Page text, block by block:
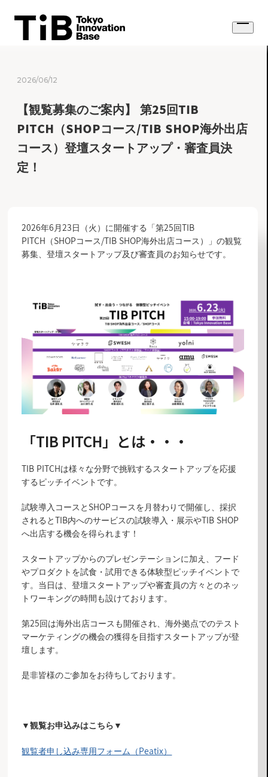
content
Open
2026/06/12
【観覧募集のご案内】 第25回TIB
PITCH（SHOPコース/TIB SHOP海外出店
コース）登壇スタートアップ・審査員決
定！
2026年6月23日（火）に開催する「第25回TIB
PITCH（SHOPコース/TIB SHOP海外出店コース）」の観覧
募集、登壇スタートアップ及び審査員のお知らせです。
「TIB PITCH」とは・・・
TIB PITCHは様々な分野で挑戦するスタートアップを応援
するピッチイベントです。
試験導入コースとSHOPコースを月替わりで開催し、採択
されるとTIB内へのサービスの試験導入・展示やTIB SHOP
へ出店する機会を得られます！
スタートアップからのプレゼンテーションに加え、フード
やプロダクトを試食・試用できる体験型ピッチイベントで
す。当日は、登壇スタートアップや審査員の方々とのネッ
トワーキングの時間も設けております。
第25回は海外出店コースも開催され、海外拠点でのテスト
マーケティングの機会の獲得を目指すスタートアップが登
壇します。
是非皆様のご参加をお待ちしております。
▼観覧お申込みはこちら▼
観覧者申し込み専用フォーム（Peatix）